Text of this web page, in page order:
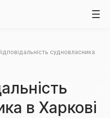
судновласника
в Харкові